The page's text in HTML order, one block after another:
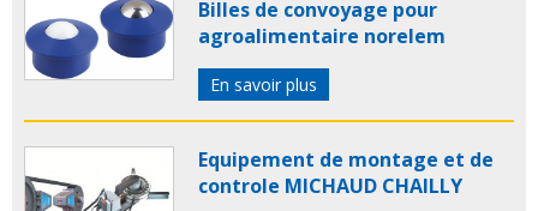
Billes de convoyage pour
agroalimentaire norelem
En savoir plus
Equipement de montage et de
controle MICHAUD CHAILLY